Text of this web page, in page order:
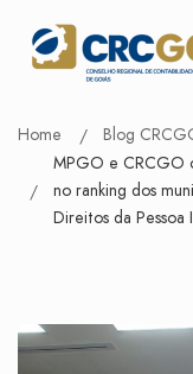
Home Blog
MPGO e CRCGO
no ranking dos
Direitos da Pessoa